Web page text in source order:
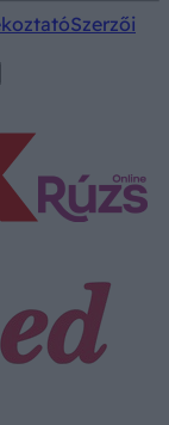
Szerzői